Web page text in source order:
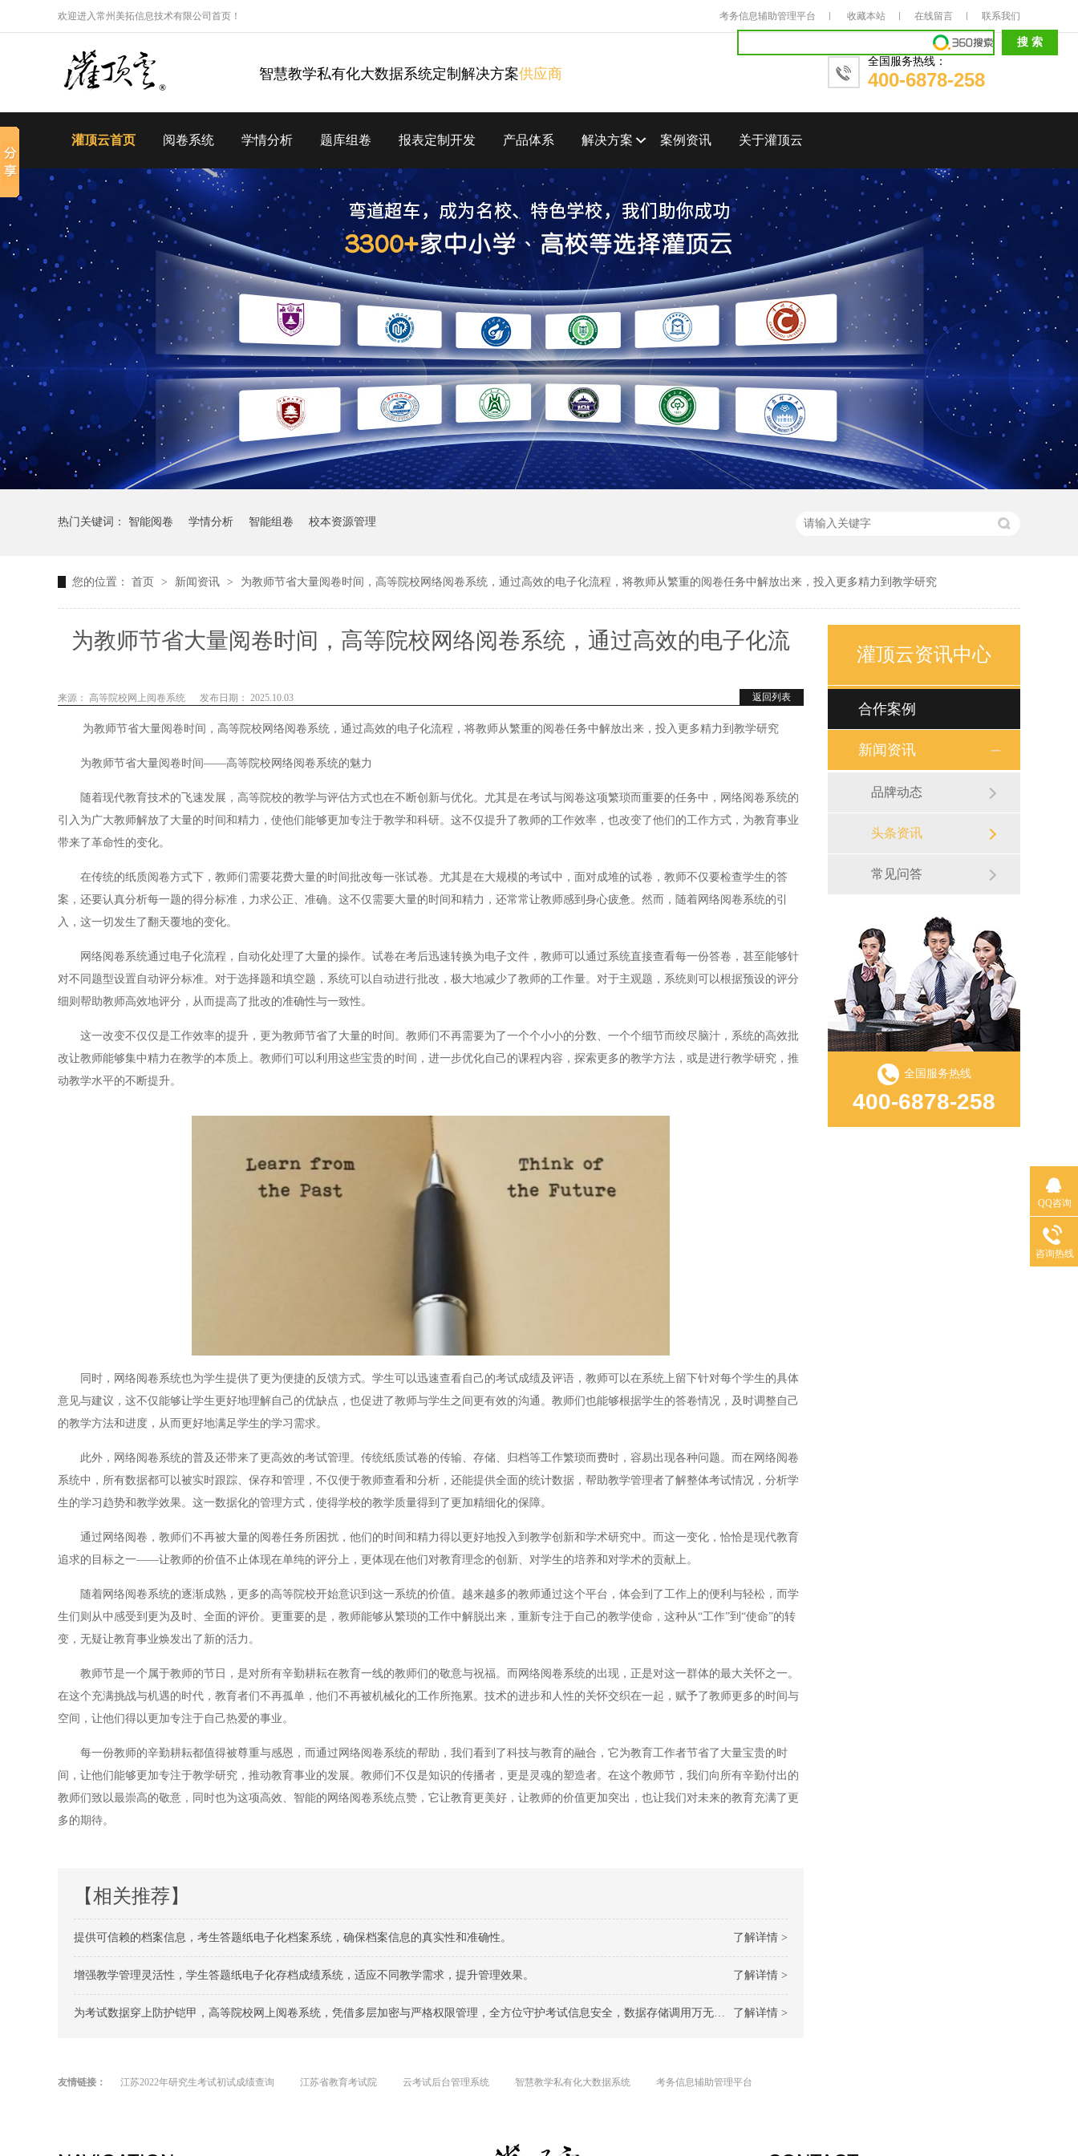
考务信息辅助管理平台 收藏本站 在线留言 联系我们
欢迎进入常州美拓信息技术有限公司首页！
智慧教学私有化大数据系统定制解决方案供应商
全国服务热线：
400-6878-258
灌顶云首页 阅卷系统 学情分析 题库组卷 报表定制开发 产品体系 解决方案 案例资讯 关于灌顶云
热门关键词： 智能阅卷 学情分析 智能组卷 校本资源管理
您的位置： 首页 > 新闻资讯 > 为教师节省大量阅卷时间，高等院校网络阅卷系统，通过高效的电子化流程，将教师从繁重的阅卷任务中解放出来，投入更多精力到教学研究
为教师节省大量阅卷时间，高等院校网络阅卷系统，通过高效的电子化流
返回列表
来源： 高等院校网上阅卷系统 发布日期： 2025.10.03
为教师节省大量阅卷时间，高等院校网络阅卷系统，通过高效的电子化流程，将教师从繁重的阅卷任务中解放出来，投入更多精力到教学研究
为教师节省大量阅卷时间——高等院校网络阅卷系统的魅力
随着现代教育技术的飞速发展，高等院校的教学与评估方式也在不断创新与优化。尤其是在考试与阅卷这项繁琐而重要的任务中，网络阅卷系统的
引入为广大教师解放了大量的时间和精力，使他们能够更加专注于教学和科研。这不仅提升了教师的工作效率，也改变了他们的工作方式，为教育事业
带来了革命性的变化。
在传统的纸质阅卷方式下，教师们需要花费大量的时间批改每一张试卷。尤其是在大规模的考试中，面对成堆的试卷，教师不仅要检查学生的答
案，还要认真分析每一题的得分标准，力求公正、准确。这不仅需要大量的时间和精力，还常常让教师感到身心疲惫。然而，随着网络阅卷系统的引
入，这一切发生了翻天覆地的变化。
网络阅卷系统通过电子化流程，自动化处理了大量的操作。试卷在考后迅速转换为电子文件，教师可以通过系统直接查看每一份答卷，甚至能够针
对不同题型设置自动评分标准。对于选择题和填空题，系统可以自动进行批改，极大地减少了教师的工作量。对于主观题，系统则可以根据预设的评分
细则帮助教师高效地评分，从而提高了批改的准确性与一致性。
这一改变不仅仅是工作效率的提升，更为教师节省了大量的时间。教师们不再需要为了一个个小小的分数、一个个细节而绞尽脑汁，系统的高效批
改让教师能够集中精力在教学的本质上。教师们可以利用这些宝贵的时间，进一步优化自己的课程内容，探索更多的教学方法，或是进行教学研究，推
动教学水平的不断提升。
同时，网络阅卷系统也为学生提供了更为便捷的反馈方式。学生可以迅速查看自己的考试成绩及评语，教师可以在系统上留下针对每个学生的具体
意见与建议，这不仅能够让学生更好地理解自己的优缺点，也促进了教师与学生之间更有效的沟通。教师们也能够根据学生的答卷情况，及时调整自己
的教学方法和进度，从而更好地满足学生的学习需求。
此外，网络阅卷系统的普及还带来了更高效的考试管理。传统纸质试卷的传输、存储、归档等工作繁琐而费时，容易出现各种问题。而在网络阅卷
系统中，所有数据都可以被实时跟踪、保存和管理，不仅便于教师查看和分析，还能提供全面的统计数据，帮助教学管理者了解整体考试情况，分析学
生的学习趋势和教学效果。这一数据化的管理方式，使得学校的教学质量得到了更加精细化的保障。
通过网络阅卷，教师们不再被大量的阅卷任务所困扰，他们的时间和精力得以更好地投入到教学创新和学术研究中。而这一变化，恰恰是现代教育
追求的目标之一——让教师的价值不止体现在单纯的评分上，更体现在他们对教育理念的创新、对学生的培养和对学术的贡献上。
随着网络阅卷系统的逐渐成熟，更多的高等院校开始意识到这一系统的价值。越来越多的教师通过这个平台，体会到了工作上的便利与轻松，而学
生们则从中感受到更为及时、全面的评价。更重要的是，教师能够从繁琐的工作中解脱出来，重新专注于自己的教学使命，这种从“工作”到“使命”的转
变，无疑让教育事业焕发出了新的活力。
教师节是一个属于教师的节日，是对所有辛勤耕耘在教育一线的教师们的敬意与祝福。而网络阅卷系统的出现，正是对这一群体的最大关怀之一。
在这个充满挑战与机遇的时代，教育者们不再孤单，他们不再被机械化的工作所拖累。技术的进步和人性的关怀交织在一起，赋予了教师更多的时间与
空间，让他们得以更加专注于自己热爱的事业。
每一份教师的辛勤耕耘都值得被尊重与感恩，而通过网络阅卷系统的帮助，我们看到了科技与教育的融合，它为教育工作者节省了大量宝贵的时
间，让他们能够更加专注于教学研究，推动教育事业的发展。教师们不仅是知识的传播者，更是灵魂的塑造者。在这个教师节，我们向所有辛勤付出的
教师们致以最崇高的敬意，同时也为这项高效、智能的网络阅卷系统点赞，它让教育更美好，让教师的价值更加突出，也让我们对未来的教育充满了更
多的期待。
【相关推荐】
了解详情 >
提供可信赖的档案信息，考生答题纸电子化档案系统，确保档案信息的真实性和准确性。
了解详情 >
增强教学管理灵活性，学生答题纸电子化存档成绩系统，适应不同教学需求，提升管理效果。
了解详情 >
为考试数据穿上防护铠甲，高等院校网上阅卷系统，凭借多层加密与严格权限管理，全方位守护考试信息安全，数据存储调用万无一失。
灌顶云资讯中心
合作案例
新闻资讯
品牌动态
头条资讯
常见问答
全国服务热线
400-6878-258
友情链接： 江苏2022年研究生考试初试成绩查询 江苏省教育考试院 云考试后台管理系统 智慧教学私有化大数据系统 考务信息辅助管理平台
QQ咨询
咨询热线